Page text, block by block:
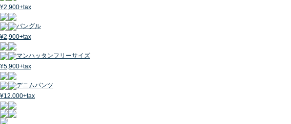
¥2,900+tax
バングル
¥2,900+tax
マンハッタンフリーサイズ
¥5,900+tax
デニムパンツ
¥12,000+tax